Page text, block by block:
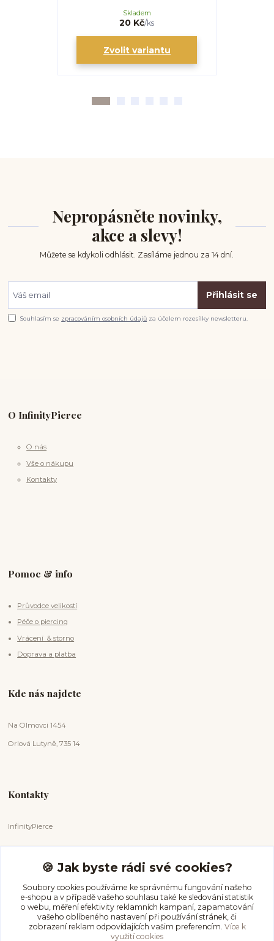
20 Kč/ks
Skladem
Zvolit variantu
Nepropásněte novinky,
akce a slevy!
Můžete se kdykoli odhlásit. Zasíláme jednou za 14 dní.
Přihlásit se
Souhlasím se zpracováním osobních údajů za účelem rozesílky newsletteru.
O InfinityPierce
O nás
Vše o nákupu
Kontakty
Pomoc & info
Průvodce velikostí
Péče o piercing
Vrácení & storno
Doprava a platba
Kde nás najdete
Na Olmovci 1454
Orlová Lutyně, 735 14
Kontakty
InfinityPierce
+420 731 681 038
(Po-Ne, 9-18 hod.)
info@infinitypierce.cz
🍪 Jak byste rádi své cookies?
Soubory cookies používáme ke správnému fungování našeho
e-shopu a v případě vašeho souhlasu také ke sledování statistik
o webu, měření efektivity reklamních kampaní, zapamatování
vašeho oblíbeného nastavení při používání stránek, či
zobrazení reklam odpovídajících vašim preferencím. Více k
využití cookies